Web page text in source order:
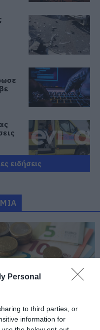
Personal
to third parties, or
information for
ειδήσεις
επίδομα 600 ευρώ
σπουδαστές: Οι